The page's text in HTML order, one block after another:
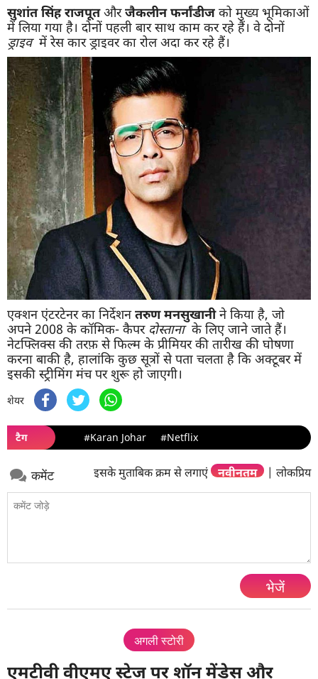
सुशांत सिंह राजपूतऔरजैकलीन फर्नांडीज को मुख्य भूमिकाओं
में लिया गया है। दोनों पहली बार साथ काम कर रहे हैं। वे दोनों
ड्राइवमें रेस कार ड्राइवर का रोल अदा कर रहे हैं।
एक्शन एंटरटेनर का निर्देशनतरुण मनसुखानीने किया है, जो
अपने 2008 के कॉमिक- कैपर दोस्ताना के लिए जाने जाते हैं।
नेटफ्लिक्स की तरफ़ से फिल्म के प्रीमियर की तारीख की घोषणा
करना बाकी है, हालांकि कुछ सूत्रों से पता चलता है कि अक्टूबर में
इसकी स्ट्रीमिंग मंच पर शुरू हो जाएगी।
शेयर
टैग #Karan Johar #Netflix
कमेंट इसके मुताबिक क्रम से लगाएं नवीनतम | लोकप्रिय
भेजें
अगली स्टोरी
एमटीवी वीएमए स्टेज पर शॉन मेंडेस और